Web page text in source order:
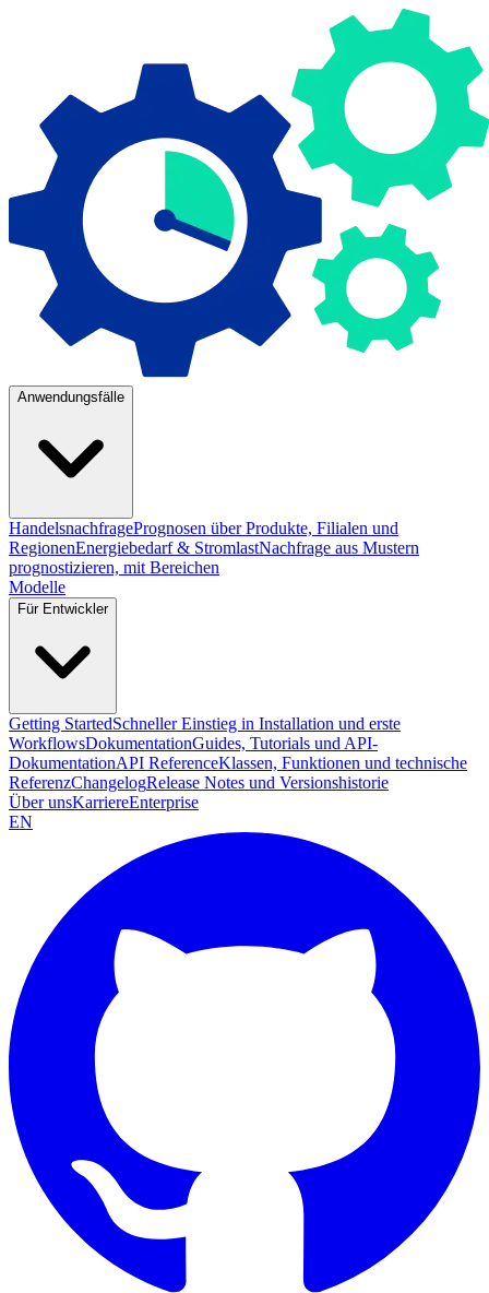
Anwendungsfälle
HandelsnachfragePrognosen über Produkte, Filialen und
RegionenEnergiebedarf & StromlastNachfrage aus Mustern
prognostizieren, mit Bereichen
Modelle
Für Entwickler
Getting StartedSchneller Einstieg in Installation und erste
WorkflowsDokumentationGuides, Tutorials und API-
DokumentationAPI ReferenceKlassen, Funktionen und technische
ReferenzChangelogRelease Notes und Versionshistorie
Über unsKarriereEnterprise
EN